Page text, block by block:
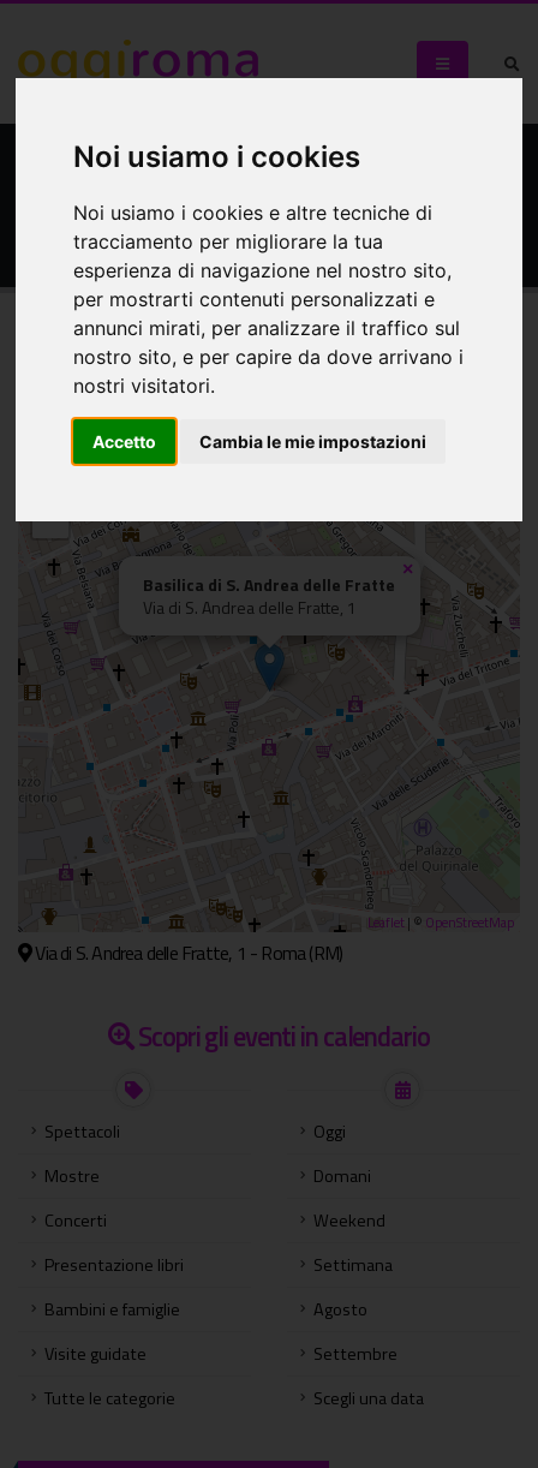
Noi usiamo i cookies
Noi usiamo i cookies e altre tecniche di
tracciamento per migliorare la tua
esperienza di navigazione nel nostro sito,
per mostrarti contenuti personalizzati e
annunci mirati, per analizzare il traffico sul
nostro sito, e per capire da dove arrivano i
nostri visitatori.
Accetto Cambia le mie impostazioni
Basilica di S. Andrea delle
Fratte
Mappa
Mappa
Basilica di S. Andrea delle Fratte
Via di S. Andrea delle Fratte, 1
×
−
Leaflet| © OpenStreetMap
Via di S. Andrea delle Fratte, 1 - Roma (RM)
Scopri gli eventi in calendario
Spettacoli
Mostre
Concerti
Presentazione libri
Bambini e famiglie
Visite guidate
Tutte le categorie
Oggi
Domani
Weekend
Settimana
Agosto
Settembre
Scegli una data